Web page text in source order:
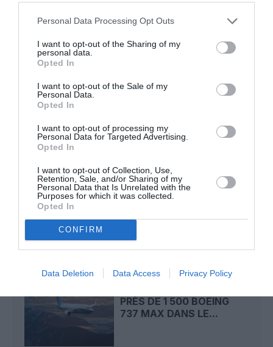
Personal Data Processing Opt Outs
I want to opt-out of the Sharing of my
personal data.
Opted In
I want to opt-out of the Sale of my
Personal Data.
Opted In
I want to opt-out of processing my
Personal Data for Targeted Advertising.
Opted In
I want to opt-out of Collection, Use,
Retention, Sale, and/or Sharing of my
Personal Data that Is Unrelated with the
Purposes for which it was collected.
Opted In
CONFIRM
Data Deletion Data Access Privacy Policy
DERNIERS COMMENTAIRES
Bizness a commenté l'article :
aérien vers l’Amérique latine
CHECK LASTa commenté l'article :
Airbus doit accélérer avec 90 avions par mois
PRÈS DE 1 500 BOEING
737 MAX DANS LE...